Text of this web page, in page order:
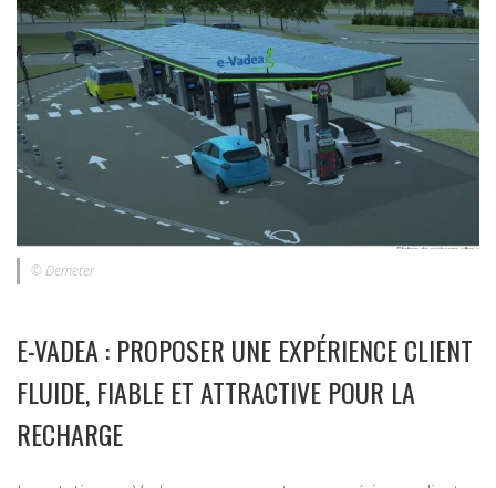
© Demeter
E-VADEA : PROPOSER UNE EXPÉRIENCE CLIENT
FLUIDE, FIABLE ET ATTRACTIVE POUR LA
RECHARGE